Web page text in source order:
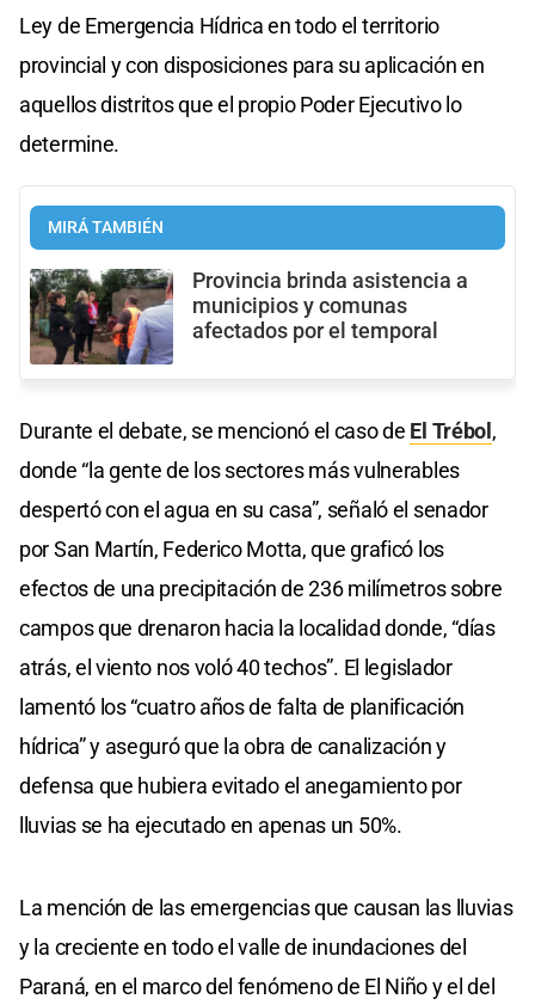
Ley de Emergencia Hídrica en todo el territorio
provincial y con disposiciones para su aplicación en
aquellos distritos que el propio Poder Ejecutivo lo
determine.
MIRÁ TAMBIÉN
Provincia brinda asistencia a
municipios y comunas
afectados por el temporal
Durante el debate, se mencionó el caso de El Trébol,
donde “la gente de los sectores más vulnerables
despertó con el agua en su casa”, señaló el senador
por San Martín, Federico Motta, que graficó los
efectos de una precipitación de 236 milímetros sobre
campos que drenaron hacia la localidad donde, “días
atrás, el viento nos voló 40 techos”. El legislador
lamentó los “cuatro años de falta de planificación
hídrica” y aseguró que la obra de canalización y
defensa que hubiera evitado el anegamiento por
lluvias se ha ejecutado en apenas un 50%.
La mención de las emergencias que causan las lluvias
y la creciente en todo el valle de inundaciones del
Paraná, en el marco del fenómeno de El Niño y el del